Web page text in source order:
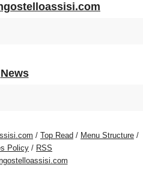
News
/ Top Read / Menu Structure /
Policy / RSS